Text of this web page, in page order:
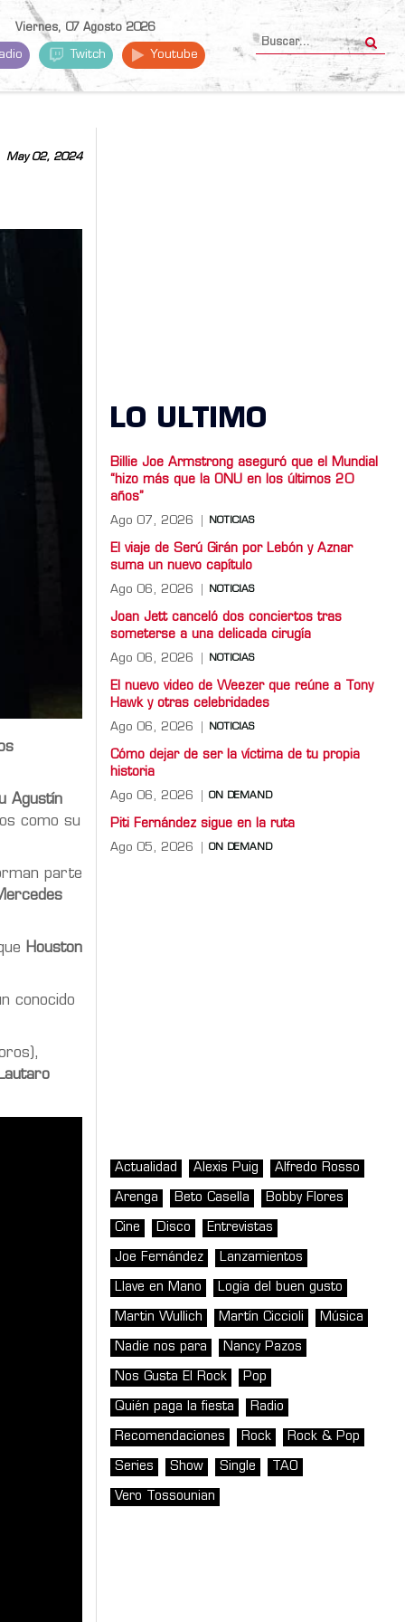
Viernes, 07 Agosto 2026
Twitch Youtube
May 02, 2024
Agustín
como su
parte
Houston
conocido
Lautaro
LO ULTIMO
Billie Joe Armstrong aseguró que el Mundial
“hizo más que la ONU en los últimos 20
años”
Ago 07, 2026 NOTICIAS
El viaje de Serú Girán por Lebón y Aznar
suma un nuevo capítulo
Ago 06, 2026 NOTICIAS
Joan Jett canceló dos conciertos tras
someterse a una delicada cirugía
Ago 06, 2026 NOTICIAS
El nuevo video de Weezer que reúne a Tony
Hawk y otras celebridades
Ago 06, 2026 NOTICIAS
Cómo dejar de ser la víctima de tu propia
historia
Ago 06, 2026 ON DEMAND
Piti Fernández sigue en la ruta
Ago 05, 2026 ON DEMAND
Actualidad Alexis Puig Alfredo Rosso
Arenga Beto Casella Bobby Flores
Cine Disco Entrevistas
Joe Fernández Lanzamientos
Llave en Mano Logia del buen gusto
Martin Wullich Martín Ciccioli Música
Nadie nos para Nancy Pazos
Nos Gusta El Rock Pop
Quién paga la fiesta Radio
Recomendaciones Rock Rock & Pop
Series Show Single TAO
Vero Tossounian